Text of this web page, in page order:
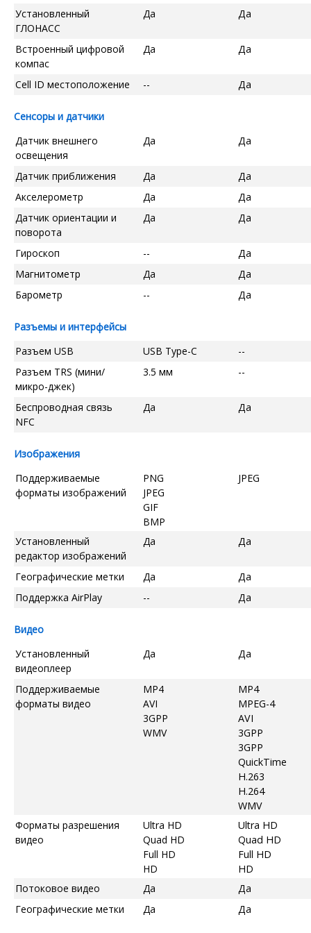
Установленный
ГЛОНАСС
Да Да
Встроенный цифровой
компас
Да Да
Cell ID местоположение -- Да
Сенсоры и датчики
Датчик внешнего
освещения
Да Да
Датчик приближения Да
Да
Акселерометр
Да
Да
Датчик ориентации и
поворота
Да Да
Гироскоп --
Да
Магнитометр
Да
Да
Барометр
-- Да
Разъемы и интерфейсы
Разъем USB
USB Type-C
--
Разъем TRS (мини/
микро-джек)
3.5 мм --
Беспроводная связь
NFC
Да Да
Изображения
Поддерживаемые
форматы изображений
PNG
JPEG
GIF
BMP
JPEG
Установленный
редактор изображений
Да Да
Географические метки Да
Да
Поддержка AirPlay
-- Да
Видео
Установленный
видеоплеер
Да Да
Поддерживаемые
форматы видео
MP4
AVI
3GPP
WMV
MP4
MPEG-4
AVI
3GPP
3GPP
QuickTime
H.263
H.264
WMV
Форматы разрешения
видео
Ultra HD
Quad HD
Full HD
HD
Ultra HD
Quad HD
Full HD
HD
Потоковое видео
Да
Да
Географические метки
Да Да